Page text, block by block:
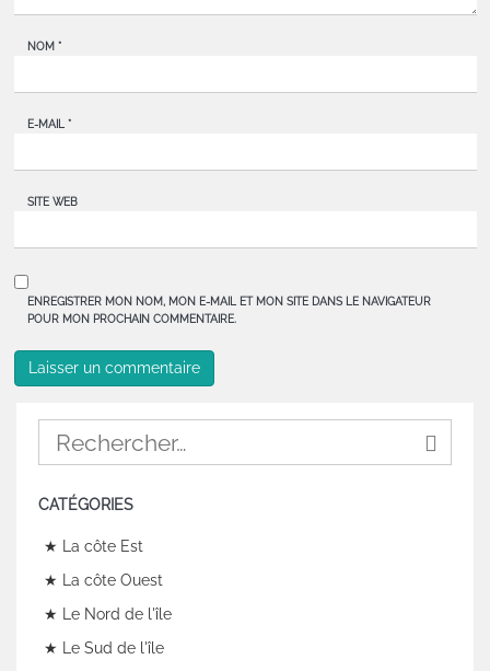
NOM *
E-MAIL *
SITE WEB
ENREGISTRER MON NOM, MON E-MAIL ET MON SITE DANS LE NAVIGATEUR
POUR MON PROCHAIN COMMENTAIRE.
CATÉGORIES
★ La côte Est
★ La côte Ouest
★ Le Nord de l'île
★ Le Sud de l'île